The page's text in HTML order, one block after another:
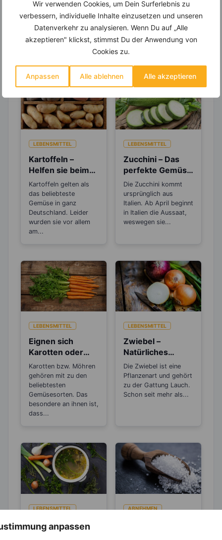
Wir verwenden Cookies, um Dein Surferlebnis zu
verbessern, individuelle Inhalte einzusetzen und unseren
Datenverkehr zu analysieren. Wenn Du auf „Alle
akzeptieren" klickst, stimmst Du der Anwendung von
Cookies zu.
Anpassen Alle ablehnen Alle akzeptieren
anpassen
Erfahre mehr über die Zutaten
dieses Rezepts
LEBENSMITTEL
Kartoffeln –
Helfen sie beim
Abnehmen oder
machen sie dick?
Kartoffeln gelten als
das beliebteste
Gemüse in ganz
Deutschland. Leider
wurden sie vor allem
am...
LEBENSMITTEL
Zucchini – Das
perfekte Gemüse
zum Abnehmen
Die Zucchini kommt
ursprünglich aus
Italien. Ab April beginnt
in Italien die Aussaat,
weswegen sie...
LEBENSMITTEL
Eignen sich
Karotten oder
Möhren zum
Abnehmen?
Karotten bzw. Möhren
gehören mit zu den
beliebtesten
Gemüsesorten. Das
besondere an ihnen ist,
dass...
LEBENSMITTEL
Zwiebel –
Natürliches
Antibiotikum und
„Wunder“-
Heilmittel
Die Zwiebel ist eine
Pflanzenart und gehört
zu der Gattung Lauch.
Schon seit mehr als...
LEBENSMITTEL
Kennst du die
Unterschiede
ABNEHMEN